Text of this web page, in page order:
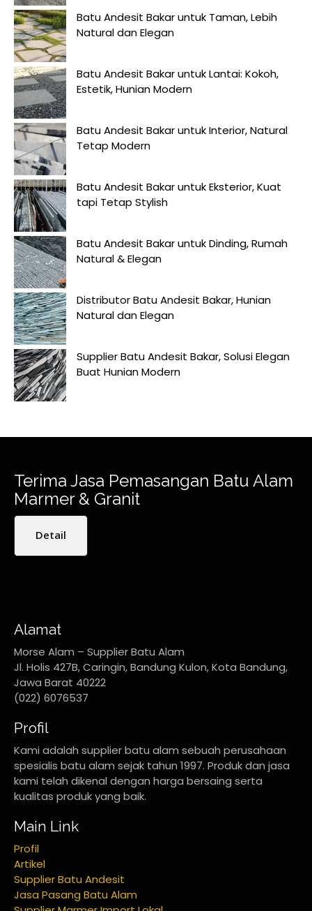
Batu Andesit Bakar untuk Taman, Lebih
Natural dan Elegan
Batu Andesit Bakar untuk Lantai: Kokoh,
Estetik, Hunian Modern
Batu Andesit Bakar untuk Interior, Natural
Tetap Modern
Batu Andesit Bakar untuk Eksterior, Kuat
tapi Tetap Stylish
Batu Andesit Bakar untuk Dinding, Rumah
Natural & Elegan
Distributor Batu Andesit Bakar, Hunian
Natural dan Elegan
Supplier Batu Andesit Bakar, Solusi Elegan
Buat Hunian Modern
Terima Jasa Pemasangan Batu Alam
Marmer & Granit
Detail
Alamat
Morse Alam – Supplier Batu Alam
Jl. Holis 427B, Caringin, Bandung Kulon, Kota Bandung,
Jawa Barat 40222
(022) 6076537
Profil
Kami adalah supplier batu alam sebuah perusahaan
spesialis batu alam sejak tahun 1997. Produk dan jasa
kami telah dikenal dengan harga bersaing serta
kualitas produk yang baik.
Main Link
Profil
Artikel
Supplier Batu Andesit
Jasa Pasang Batu Alam